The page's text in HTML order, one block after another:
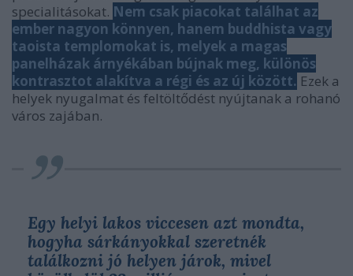
specialitásokat. Nem csak piacokat találhat az
ember nagyon könnyen, hanem buddhista vagy
taoista templomokat is, melyek a magas
panelházak árnyékában bújnak meg, különös
kontrasztot alakítva a régi és az új között. Ezek a
helyek nyugalmat és feltöltődést nyújtanak a rohanó
város zajában.
Egy helyi lakos viccesen azt mondta,
hogyha sárkányokkal szeretnék
találkozni jó helyen járok, mivel